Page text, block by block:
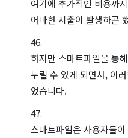
여기에 추가적인 비용까
어마한 지출이 발생하곤
하지만 스마트파일을 통
누릴 수 있게 되면서, 이
었습니다.
스마트파일은 사용자들